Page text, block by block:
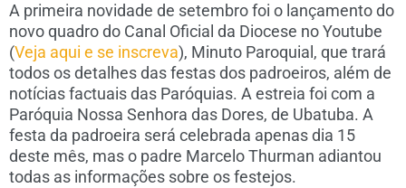
A primeira novidade de setembro foi o lançamento do
novo quadro do Canal Oficial da Diocese no Youtube
(Veja aqui e se inscreva), Minuto Paroquial, que trará
todos os detalhes das festas dos padroeiros, além de
notícias factuais das Paróquias. A estreia foi com a
Paróquia Nossa Senhora das Dores, de Ubatuba. A
festa da padroeira será celebrada apenas dia 15
deste mês, mas o padre Marcelo Thurman adiantou
todas as informações sobre os festejos.